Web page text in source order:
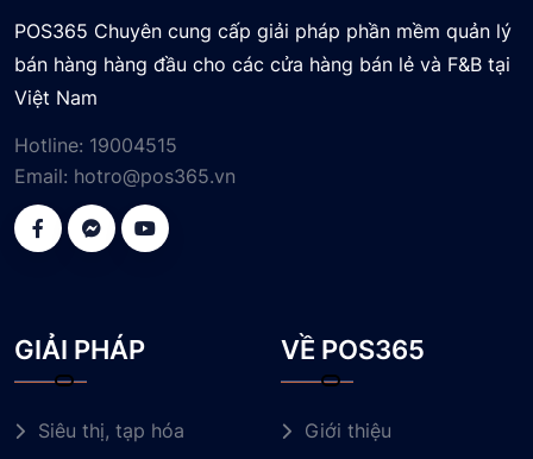
POS365 Chuyên cung cấp giải pháp phần mềm quản lý
bán hàng hàng đầu cho các cửa hàng bán lẻ và F&B tại
Việt Nam
Hotline: 19004515
Email: hotro@pos365.vn
GIẢI PHÁP
Siêu thị, tạp hóa
VỀ POS365
Giới thiệu